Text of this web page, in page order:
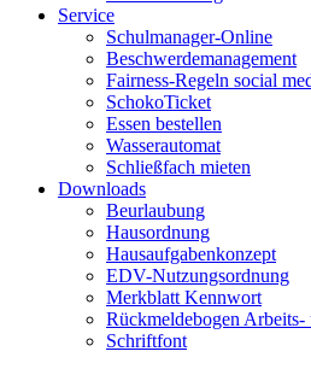
Service
Schulmanager-Online
Beschwerdemanagement
Fairness-Regeln social
SchokoTicket
Essen bestellen
Wasserautomat
Schließfach mieten
Downloads
Beurlaubung
Hausordnung
Hausaufgabenkonzept
EDV-Nutzungsordnung
Merkblatt Kennwort
Rückmeldebogen Arbeits-
Schriftfont